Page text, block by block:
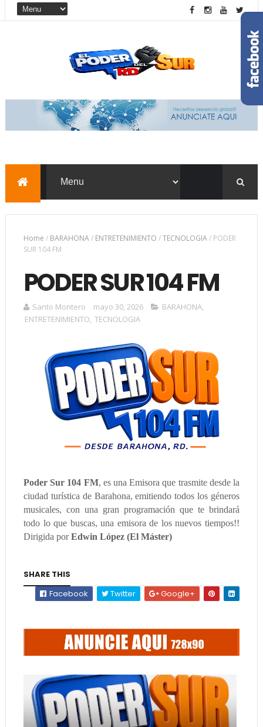
Home / BARAHONA/ ENTRETENIMIENTO /TECNOLOGIA/ PODER
SUR 104 FM
PODER SUR 104 FM
Santo Montero mayo 30, 2026 BARAHONA,
ENTRETENIMIENTO, TECNOLOGIA
Poder Sur 104 FM, es una Emisora que trasmite desde la
ciudad turística de Barahona, emitiendo todos los géneros
musicales, con una gran programación que te brindará
todo lo que buscas, una emisora de los nuevos tiempos!!
Dirigida porEdwin López (El Máster)
SHARE THIS
Facebook
Twitter Google+